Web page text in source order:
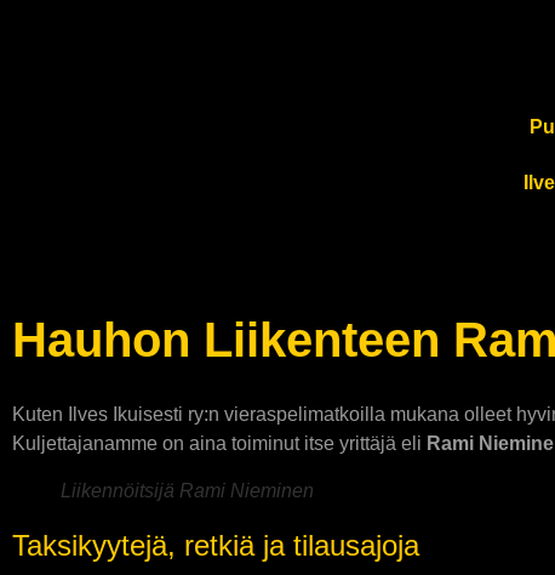
Hauhon Liikenteen
Kuten Ilves Ikuisesti ry:n vieraspelimatkoilla mukana olleet
Kuljettajanamme on aina toiminut itse yrittäjä eli Rami
Liikennöitsijä Rami Nieminen
Taksikyytejä, retkiä ja tilausajoja